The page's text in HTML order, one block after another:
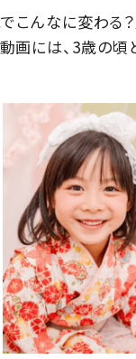
んなに変わる？
画には、3歳の